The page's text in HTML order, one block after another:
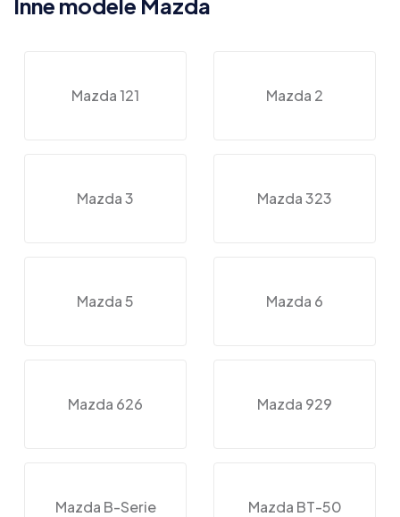
Mazda 121 Mazda 2
Mazda 3 Mazda 323
Mazda 5 Mazda 6
Mazda 626 Mazda 929
Mazda B-Serie Mazda BT-50